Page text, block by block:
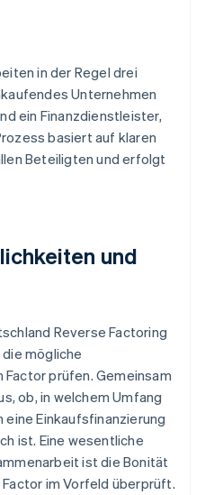
in der Regel drei
Unternehmen
ein Finanzdienstleister,
basiert auf klaren
Beteiligten und erfolgt
und
Reverse Factoring
mögliche
prüfen. Gemeinsam
ob, in welchem Umfang
eine Einkaufsfinanzierung
ist. Eine wesentliche
ist die Bonität
im Vorfeld überprüft.